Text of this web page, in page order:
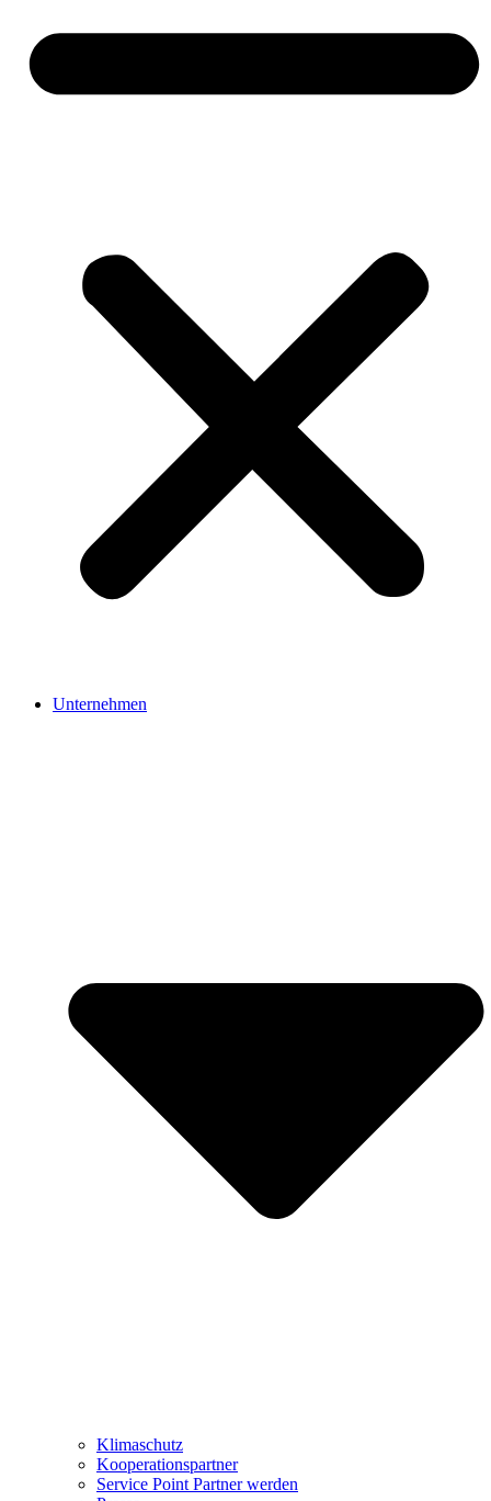
Unternehmen
Klimaschutz
Kooperationspartner
Service Point Partner werden